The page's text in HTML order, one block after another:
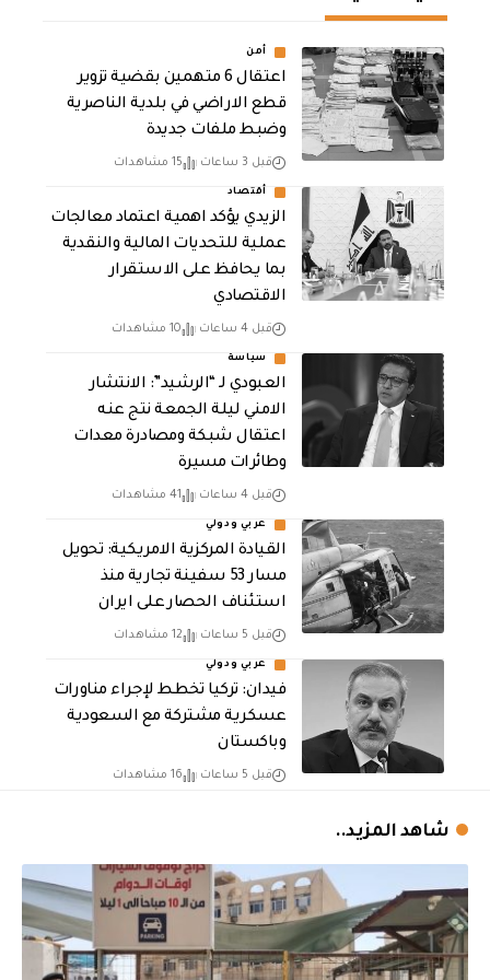
أمن
اعتقال 6 متهمين بقضية تزوير
قطع الاراضي في بلدية الناصرية
وضبط ملفات جديدة
قبل 3 ساعات 15 مشاهدات
أقتصاد
الزيدي يؤكد اهمية اعتماد معالجات
عملية للتحديات المالية والنقدية
بما يحافظ على الاستقرار
الاقتصادي
قبل 4 ساعات 10 مشاهدات
سياسة
العبودي لـ “الرشيد”: الانتشار
الامني ليلة الجمعة نتج عنه
اعتقال شبكة ومصادرة معدات
وطائرات مسيرة
قبل 4 ساعات 41 مشاهدات
عربي ودولي
القيادة المركزية الامريكية: تحويل
مسار 53 سفينة تجارية منذ
استئناف الحصار على ايران
قبل 5 ساعات 12 مشاهدات
عربي ودولي
فيدان: تركيا تخطط لإجراء مناورات
عسكرية مشتركة مع السعودية
وباكستان
قبل 5 ساعات 16 مشاهدات
شاهد المزيد..